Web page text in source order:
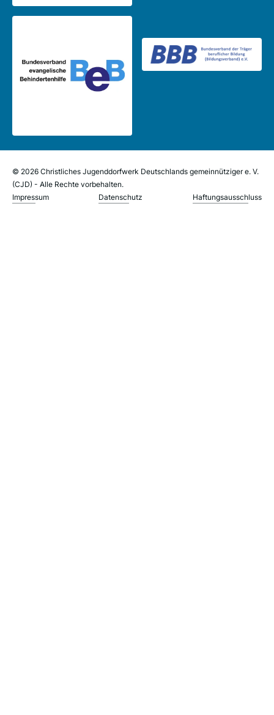
© 2026 Christliches Jugenddorfwerk Deutschlands gemeinnütziger e. V.
(CJD) - Alle Rechte vorbehalten.
Impressum
Datenschutz Haftungsausschluss